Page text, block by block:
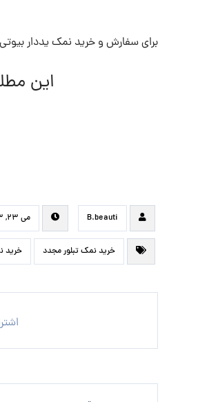
برای سفارش و خرید نمک یددار
این
B.beauti می ۲۳, ۲۰۲۳
خرید نمک تبلور مجدد خرید